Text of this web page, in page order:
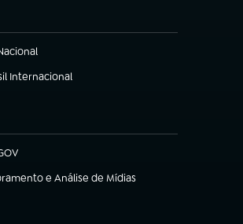
Internacional
nova aba)
nova aba)
e Análise de Mídias
nova aba)